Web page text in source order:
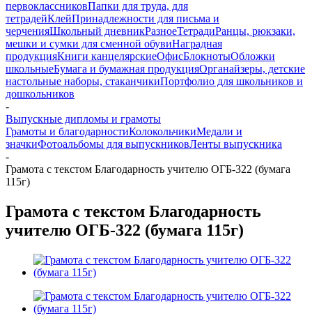
первоклассниковПапки для труда, для
тетрадейКлейПринадлежности для письма и
черченияШкольный дневникРазноеТетрадиРанцы, рюкзаки,
мешки и сумки для сменной обувиНаградная
продукцияКниги канцелярскиеОфисБлокнотыОбложки
школьныеБумага и бумажная продукцияОрганайзеры, детские
настольные наборы, стаканчикиПортфолио для школьников и
дошкольников
-
Выпускные дипломы и грамоты
Грамоты и благодарностиКолокольчикиМедали и
значкиФотоальбомы для выпускниковЛенты выпускника
-
Грамота с текстом Благодарность учителю ОГБ-322 (бумага
115г)
Грамота с текстом Благодарность
учителю ОГБ-322 (бумага 115г)